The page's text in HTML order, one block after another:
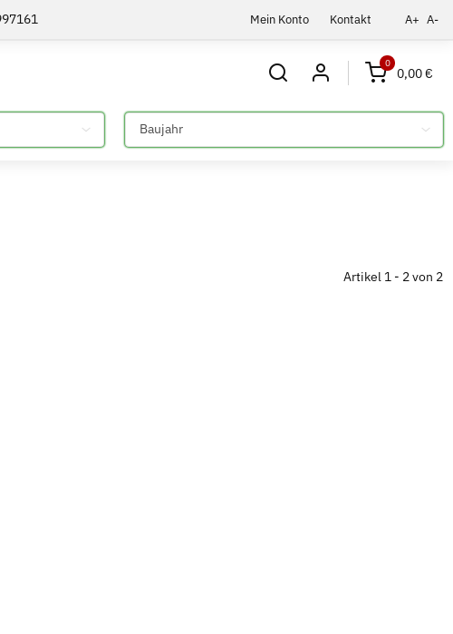
Mein Konto Kontakt A+ A-
0
0,00 €
Bitte auswählen
Artikel 1 - 2 von 2